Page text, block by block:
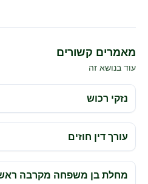
מאמרים קשורים
עוד בנושא זה
נזקי רכוש
עורך דין חוזים
מחלת בן משפחה מקרבה